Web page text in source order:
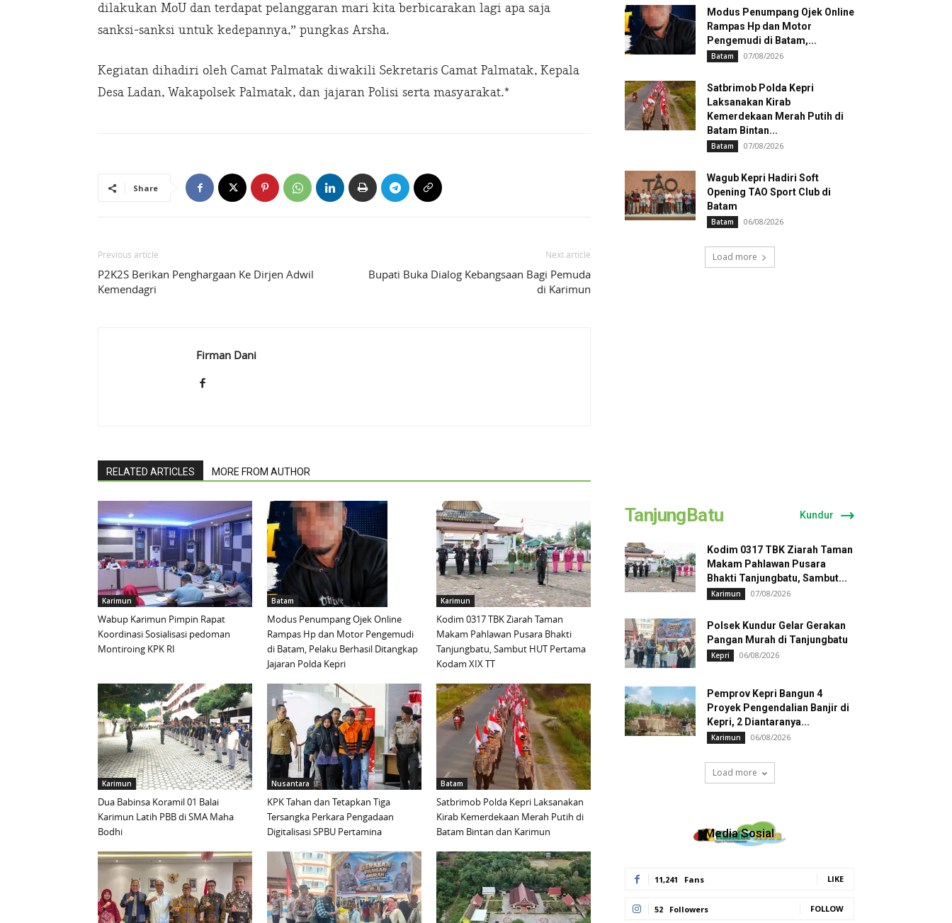
dilakukan MoU dan terdapat pelanggaran mari kita berbicarakan lagi apa saja
sanksi-sanksi untuk kedepannya,” pungkas Arsha.
Kegiatan dihadiri oleh Camat Palmatak diwakili Sekretaris Camat Palmatak, Kepala
Desa Ladan, Wakapolsek Palmatak, dan jajaran Polisi serta masyarakat.*
Share
Previous article
P2K2S Berikan Penghargaan Ke Dirjen Adwil
Kemendagri
Next article
Bupati Buka Dialog Kebangsaan Bagi Pemuda
di Karimun
Firman Dani
RELATED ARTICLES MORE FROM AUTHOR
Karimun
Wabup Karimun Pimpin Rapat
Koordinasi Sosialisasi pedoman
Montiroing KPK RI
Batam
Modus Penumpang Ojek Online
Rampas Hp dan Motor Pengemudi
di Batam, Pelaku Berhasil Ditangkap
Jajaran Polda Kepri
Karimun
Kodim 0317 TBK Ziarah Taman
Makam Pahlawan Pusara Bhakti
Tanjungbatu, Sambut HUT Pertama
Kodam XIX TT
Karimun
Dua Babinsa Koramil 01 Balai
Karimun Latih PBB di SMA Maha
Bodhi
Nusantara
KPK Tahan dan Tetapkan Tiga
Tersangka Perkara Pengadaan
Digitalisasi SPBU Pertamina
Batam
Satbrimob Polda Kepri Laksanakan
Kirab Kemerdekaan Merah Putih di
Batam Bintan dan Karimun
Modus Penumpang Ojek Online
Rampas Hp dan Motor
Pengemudi di Batam,...
Batam 07/08/2026
Satbrimob Polda Kepri
Laksanakan Kirab
Kemerdekaan Merah Putih di
Batam Bintan...
Batam 07/08/2026
Wagub Kepri Hadiri Soft
Opening TAO Sport Club di
Batam
Batam 06/08/2026
Load more
TanjungBatu Kundur
Kodim 0317 TBK Ziarah Taman
Makam Pahlawan Pusara
Bhakti Tanjungbatu, Sambut...
Karimun 07/08/2026
Polsek Kundur Gelar Gerakan
Pangan Murah di Tanjungbatu
Kepri 06/08/2026
Pemprov Kepri Bangun 4
Proyek Pengendalian Banjir di
Kepri, 2 Diantaranya...
Karimun 06/08/2026
Load more
Media Sosial
11,241 Fans LIKE
52 Followers FOLLOW